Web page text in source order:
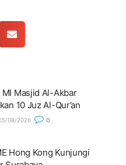
Masjid Al-Akbar
10 Juz Al-Qur’an
08/2026 0
Hong Kong Kunjungi